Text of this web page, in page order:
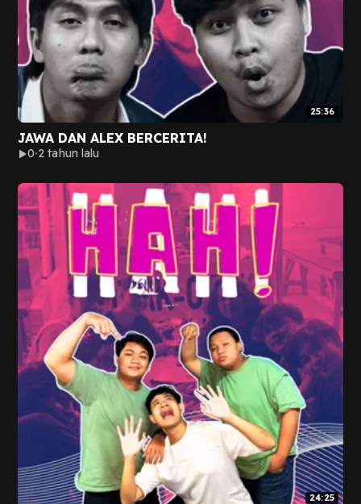
25:36
JAWA DAN ALEX BERCERITA!
0 2 tahun lalu
24:25